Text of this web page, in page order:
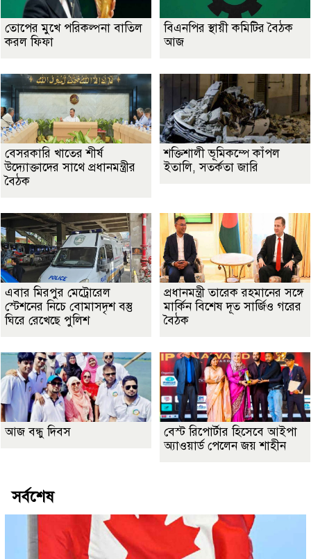
তোপের মুখে পরিকল্পনা বাতিল
করল ফিফা
বিএনপির স্থায়ী কমিটির বৈঠক
আজ
বেসরকারি খাতের শীর্ষ
উদ্যোক্তাদের সাথে প্রধানমন্ত্রীর
বৈঠক
শক্তিশালী ভূমিকম্পে কাঁপল
ইতালি, সতর্কতা জারি
এবার মিরপুর মেট্রোরেল
স্টেশনের নিচে বোমাসদৃশ বস্তু
ঘিরে রেখেছে পুলিশ
প্রধানমন্ত্রী তারেক রহমানের সঙ্গে
মার্কিন বিশেষ দূত সার্জিও গরের
বৈঠক
আজ বন্ধু দিবস
বেস্ট রিপোর্টার হিসেবে আইপা
অ্যাওয়ার্ড পেলেন জয় শাহীন
সর্বশেষ